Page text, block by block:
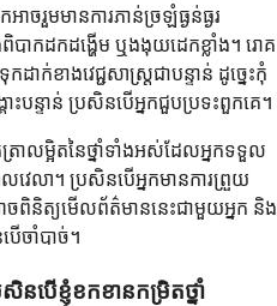
អាចរួមមានការភាន់ច្រឡំធ្ងន់ធ្ងរ
បាកដកដង្ហើម ឬងងុយដេកខ្លាំង។ រោគ
ាក់ខាងវេជ្ជសាស្ត្រជាបន្ទាន់ ដូច្នេះកុំ
រោះបន្ទាន់ ប្រសិនបើអ្នកជួបប្រទះពួកគេ។
ាលម្អិតនៃថ្នាំទាំងអស់ដែលអ្នកទទួល
វេលា។ ប្រសិនបើអ្នកមានការព្រួយ
ាចពិនិត្យមើលព័ត៌មាននេះជាមួយអ្នក និង
ើចាំបាច់។
នបើខ្ញុំខកខានកម្រិតថ្នាំ